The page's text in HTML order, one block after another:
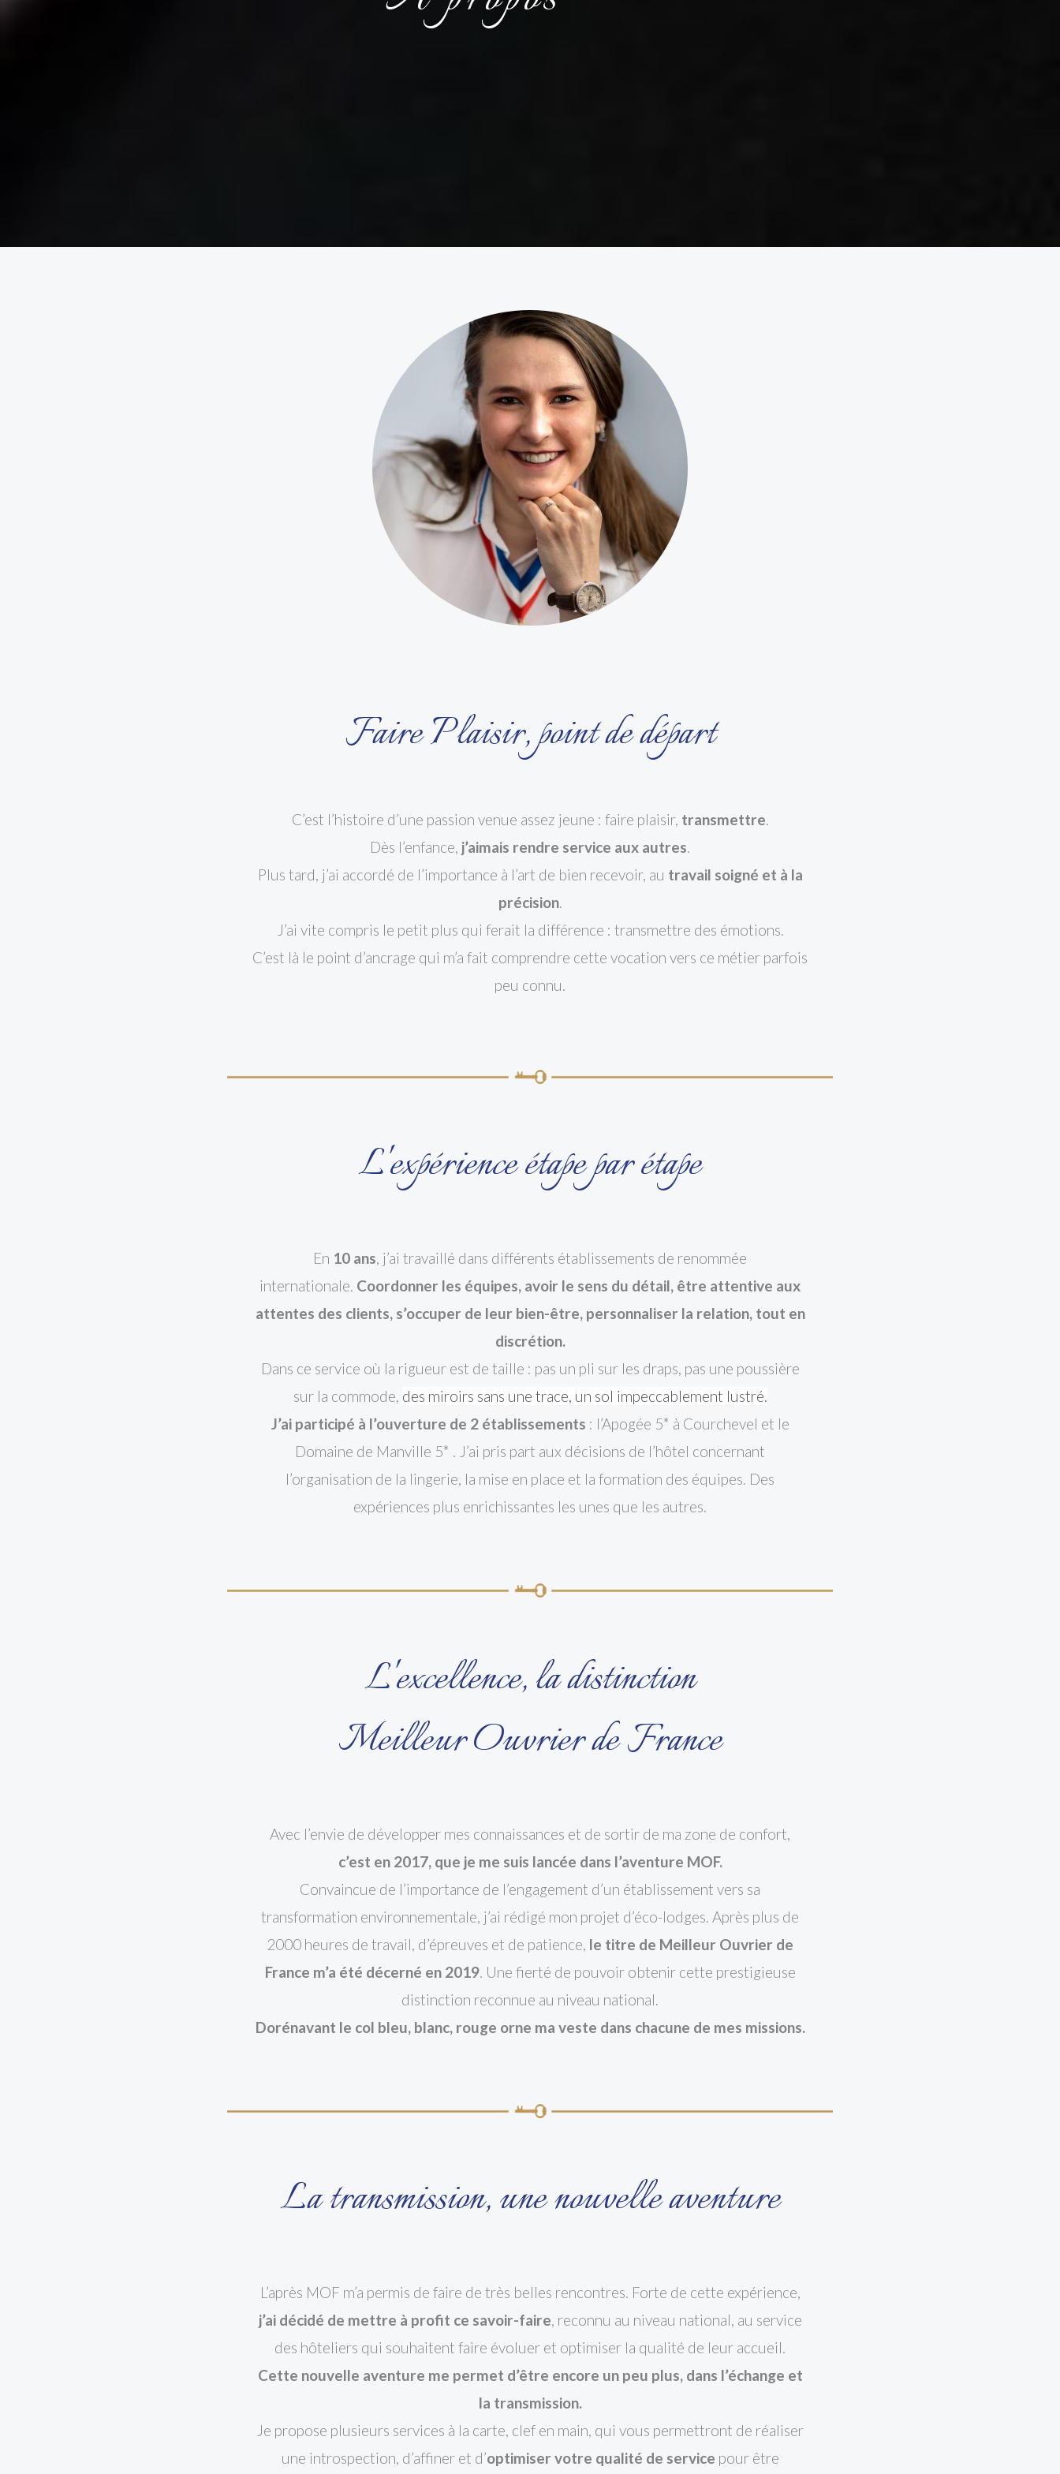
Faire Plaisir, point de départ
C’est l’histoire d’une passion venue assez jeune : faire plaisir, transmettre.
Dès l’enfance, j’aimais rendre service aux autres.
Plus tard, j’ai accordé de l’importance à l’art de bien recevoir, au travail soigné et à la
précision.
J’ai vite compris le petit plus qui ferait la différence : transmettre des émotions.
C’est là le point d’ancrage qui m’a fait comprendre cette vocation vers ce métier parfois
peu connu.
L'expérience étape par étape
En 10 ans, j’ai travaillé dans différents établissements de renommée
internationale. Coordonner les équipes, avoir le sens du détail, être attentive aux
attentes des clients, s’occuper de leur bien-être, personnaliser la relation, tout en
discrétion.
Dans ce service où la rigueur est de taille : pas un pli sur les draps, pas une poussière
sur la commode, des miroirs sans une trace, un sol impeccablement lustré.
J’ai participé à l’ouverture de 2 établissements : l’Apogée 5* à Courchevel et le
Domaine de Manville 5* . J’ai pris part aux décisions de l’hôtel concernant
l’organisation de la lingerie, la mise en place et la formation des équipes. Des
expériences plus enrichissantes les unes que les autres.
L'excellence, la distinction
Meilleur Ouvrier de France
Avec l’envie de développer mes connaissances et de sortir de ma zone de confort,
c’est en 2017, que je me suis lancée dans l’aventure MOF.
Convaincue de l’importance de l’engagement d’un établissement vers sa
transformation environnementale, j’ai rédigé mon projet d’éco-lodges. Après plus de
2000 heures de travail, d’épreuves et de patience, le titre de Meilleur Ouvrier de
France m’a été décerné en 2019. Une fierté de pouvoir obtenir cette prestigieuse
distinction reconnue au niveau national.
Dorénavant le col bleu, blanc, rouge orne ma veste dans chacune de mes missions.
La transmission, une nouvelle aventure
L’après MOF m’a permis de faire de très belles rencontres. Forte de cette expérience,
j’ai décidé de mettre à profit ce savoir-faire, reconnu au niveau national, au service
des hôteliers qui souhaitent faire évoluer et optimiser la qualité de leur accueil.
Cette nouvelle aventure me permet d’être encore un peu plus, dans l’échange et
la transmission.
Je propose plusieurs services à la carte, clef en main, qui vous permettront de réaliser
une introspection, d’affiner et d’optimiser votre qualité de service pour être